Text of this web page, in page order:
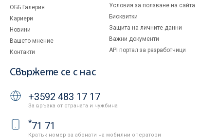
ОББ Галерия
Кариери
Новини
Вашето мнение
Контакти
Условия за ползване на сайта
Бисквитки
Защита на личните данни
Важни документи
API портал за разработчици
Свържете се с нас
+3592 483 17 17
За връзка от страната и чужбина
*71 71
Кратък номер за абонати на мобилни оператори